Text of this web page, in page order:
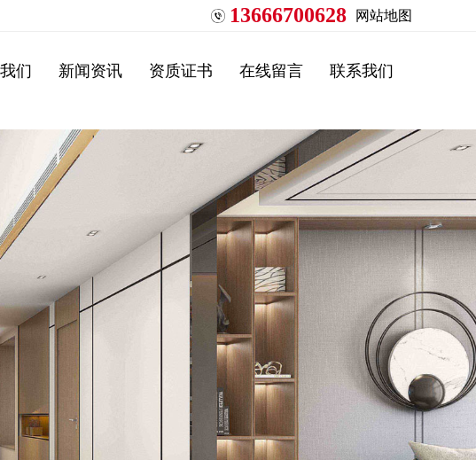
13666700628 网站地图
们 新闻资讯 资质证书 在线留言 联系我们